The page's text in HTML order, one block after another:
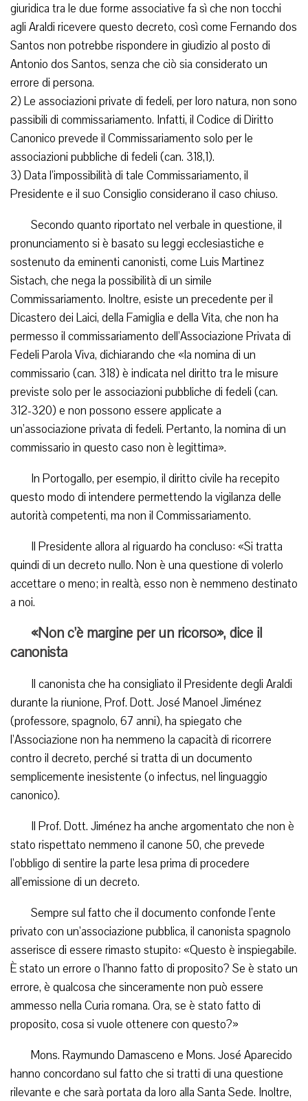
giuridica tra le due forme associative fa sì che non tocchi
agli Araldi ricevere questo decreto, così come Fernando dos
Santos non potrebbe rispondere in giudizio al posto di
Antonio dos Santos, senza che ciò sia considerato un
errore di persona.
2) Le associazioni private di fedeli, per loro natura, non sono
passibili di commissariamento. Infatti, il Codice di Diritto
Canonico prevede il Commissariamento solo per le
associazioni pubbliche di fedeli (can. 318,1).
3) Data l’impossibilità di tale Commissariamento, il
Presidente e il suo Consiglio considerano il caso chiuso.
Secondo quanto riportato nel verbale in questione, il
pronunciamento si è basato su leggi ecclesiastiche e
sostenuto da eminenti canonisti, come Luis Martinez
Sistach, che nega la possibilità di un simile
Commissariamento. Inoltre, esiste un precedente per il
Dicastero dei Laici, della Famiglia e della Vita, che non ha
permesso il commissariamento dell’Associazione Privata di
Fedeli Parola Viva, dichiarando che «la nomina di un
commissario (can. 318) è indicata nel diritto tra le misure
previste solo per le associazioni pubbliche di fedeli (can.
312-320) e non possono essere applicate a
un’associazione privata di fedeli. Pertanto, la nomina di un
commissario in questo caso non è legittima».
In Portogallo, per esempio, il diritto civile ha recepito
questo modo di intendere permettendo la vigilanza delle
autorità competenti, ma non il Commissariamento.
Il Presidente allora al riguardo ha concluso: «Si tratta
quindi di un decreto nullo. Non è una questione di volerlo
accettare o meno; in realtà, esso non è nemmeno destinato
a noi.
«Non c’è margine per un ricorso», dice il
canonista
Il canonista che ha consigliato il Presidente degli Araldi
durante la riunione, Prof. Dott. José Manoel Jiménez
(professore, spagnolo, 67 anni), ha spiegato che
l’Associazione non ha nemmeno la capacità di ricorrere
contro il decreto, perché si tratta di un documento
semplicemente inesistente (o infectus, nel linguaggio
canonico).
Il Prof. Dott. Jiménez ha anche argomentato che non è
stato rispettato nemmeno il canone 50, che prevede
l’obbligo di sentire la parte lesa prima di procedere
all’emissione di un decreto.
Sempre sul fatto che il documento confonde l’ente
privato con un’associazione pubblica, il canonista spagnolo
asserisce di essere rimasto stupito: «Questo è inspiegabile.
È stato un errore o l’hanno fatto di proposito? Se è stato un
errore, è qualcosa che sinceramente non può essere
ammesso nella Curia romana. Ora, se è stato fatto di
proposito, cosa si vuole ottenere con questo?»
Mons. Raymundo Damasceno e Mons. José Aparecido
hanno concordano sul fatto che si tratti di una questione
rilevante e che sarà portata da loro alla Santa Sede. Inoltre,